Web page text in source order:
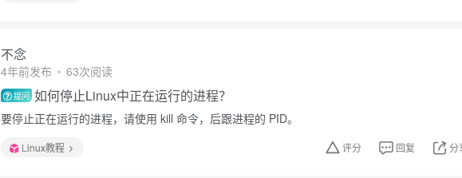
不念
4年前发布 63次阅读
提问 如何停止Linux中正在运行的进程？
要停止正在运行的进程，请使用 kill 命令，后跟进程的 PID。
Linux教程 评分 回复 分